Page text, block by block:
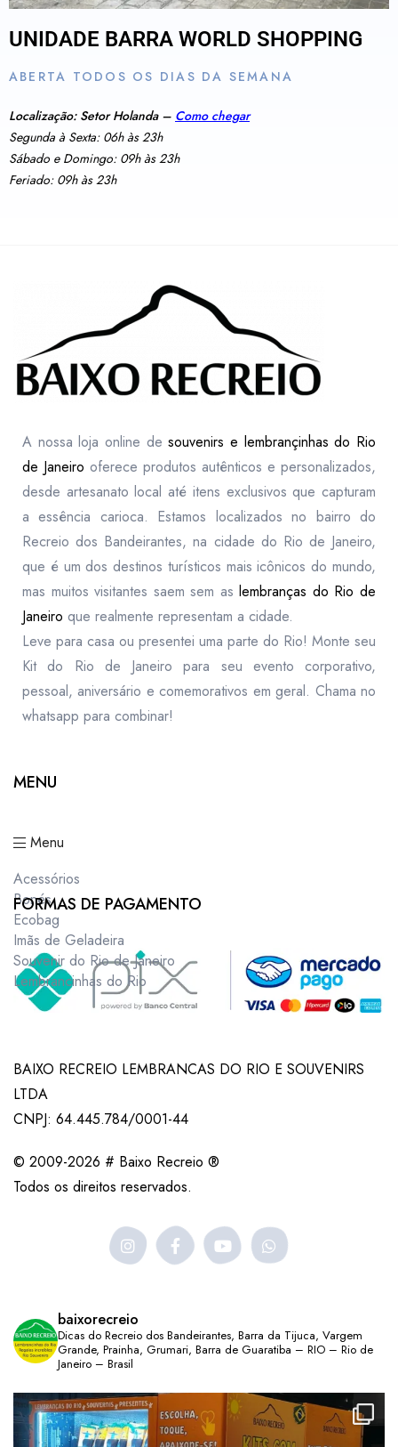
UNIDADE BARRA WORLD SHOPPING
ABERTA TODOS OS DIAS DA SEMANA
Localização: Setor Holanda – Como chegar
Segunda à Sexta: 06h às 23h
Sábado e Domingo: 09h às 23h
Feriado: 09h às 23h
A nossa loja online desouvenirs e lembrançinhas do Rio
de Janeiro oferece produtos autênticos e personalizados,
desde artesanato local até itens exclusivos que capturam
a essência carioca. Estamos localizados no bairro do
Recreio dos Bandeirantes, na cidade do Rio de Janeiro,
que é um dos destinos turísticos mais icônicos do mundo,
mas muitos visitantes saem sem aslembranças do Rio de
Janeiro que realmente representam a cidade.
Leve para casa ou presentei uma parte do Rio! Monte seu
Kit do Rio de Janeiro para seu evento corporativo,
pessoal, aniversário e comemorativos em geral. Chama no
whatsapp para combinar!
MENU
Menu
Acessórios
Bonés
Ecobag
Imãs de Geladeira
Souvenir do Rio de Janeiro
Lembrancinhas do Rio
FORMAS DE PAGAMENTO
BAIXO RECREIO LEMBRANCAS DO RIO E SOUVENIRS
LTDA
CNPJ: 64.445.784/0001-44
© 2009-2026 # Baixo Recreio ®
Todos os direitos reservados.
baixorecreio
Dicas do Recreio dos Bandeirantes, Barra da Tijuca, Vargem
Grande, Prainha, Grumari, Barra de Guaratiba – RIO – Rio de
Janeiro – Brasil